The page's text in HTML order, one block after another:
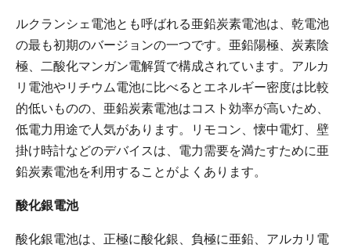
ルクランシェ電池とも呼ばれる亜鉛炭素電池は、乾電池
の最も初期のバージョンの一つです。亜鉛陽極、炭素陰
極、二酸化マンガン電解質で構成されています。アルカ
リ電池やリチウム電池に比べるとエネルギー密度は比較
的低いものの、亜鉛炭素電池はコスト効率が高いため、
低電力用途で人気があります。リモコン、懐中電灯、壁
掛け時計などのデバイスは、電力需要を満たすために亜
鉛炭素電池を利用することがよくあります。
酸化銀電池
酸化銀電池は、正極に酸化銀、負極に亜鉛、アルカリ電